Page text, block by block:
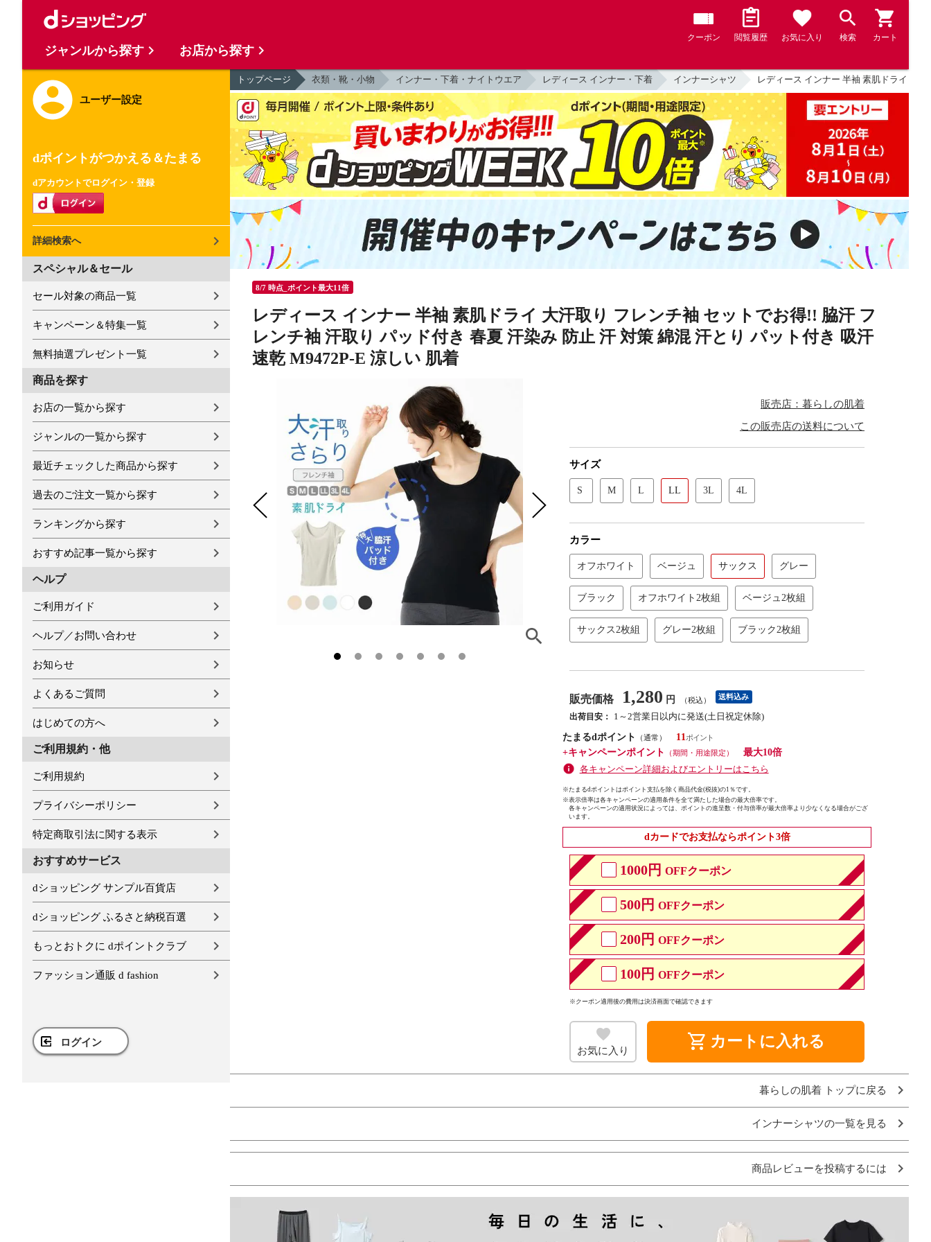
クーポン 閲覧履歴 お気に入り 検索 カート
ユーザー設定
dポイントがつかえる＆たまる
dアカウントでログイン・登録
詳細検索へ
スペシャル＆セール
セール対象の商品一覧
キャンペーン＆特集一覧
無料抽選プレゼント一覧
商品を探す
お店の一覧から探す
ジャンルの一覧から探す
最近チェックした商品から探す
過去のご注文一覧から探す
ランキングから探す
おすすめ記事一覧から探す
ヘルプ
ご利用ガイド
ヘルプ／お問い合わせ
お知らせ
よくあるご質問
はじめての方へ
ご利用規約・他
ご利用規約
プライバシーポリシー
特定商取引法に関する表示
おすすめサービス
dショッピング サンプル百貨店
dショッピング ふるさと納税百選
もっとおトクに dポイントクラブ
ファッション通販 d fashion
ログイン
トップページ 衣類・靴・小物 インナー・下着・ナイトウエア レディース インナー・下着 インナーシャツ レディース インナー 半袖 素肌ドライ 大
8/7 時点_ポイント最大11倍
レディース インナー 半袖 素肌ドライ 大汗取り フレンチ袖 セットでお得!! 脇汗 フ
レンチ袖 汗取り パッド付き 春夏 汗染み 防止 汗 対策 綿混 汗とり パット付き 吸汗
速乾 M9472P-E 涼しい 肌着
販売店：暮らしの肌着
この販売店の送料について
サイズ
S M L LL 3L 4L
カラー
オフホワイト ベージュ サックス グレー
ブラック オフホワイト2枚組 ベージュ2枚組
サックス2枚組 グレー2枚組 ブラック2枚組
販売価格 1,280 円 （税込） 送料込み
出荷目安：
1～2営業日以内に発送(土日祝定休除)
たまるdポイント
（通常）
11
+キャンペーンポイント
（期間・用途限定）
最大10倍
各キャンペーン詳細およびエントリーはこちら
※たまるdポイントはポイント支払を除く商品代金(税抜)の1％です。
※表示倍率は各キャンペーンの適用条件を全て満たした場合の最大倍率です。
各キャンペーンの適用状況によっては、ポイントの進呈数・付与倍率が最大倍率より少なくなる場合がござ
います。
dカードでお支払ならポイント3倍
1000円 OFFクーポン
500円 OFFクーポン
200円 OFFクーポン
100円 OFFクーポン
※クーポン適用後の費用は決済画面で確認できます
お気に入り shopping_cart カートに入れる
暮らしの肌着 トップに戻る
インナーシャツの一覧を見る
商品レビューを投稿するには
ジャンルから探す お店から探す